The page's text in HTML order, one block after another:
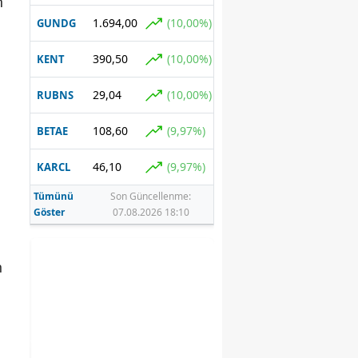
GUNDG 1.694,00 (10,00%)
KENT 390,50 (10,00%)
RUBNS 29,04 (10,00%)
BETAE 108,60 (9,97%)
KARCL 46,10 (9,97%)
Tümünü
Göster
Son Güncellenme:
07.08.2026 18:10